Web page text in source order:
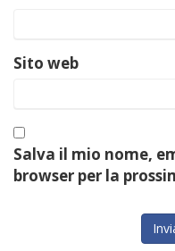
Sito web
Salva il mio nome,
browser per la